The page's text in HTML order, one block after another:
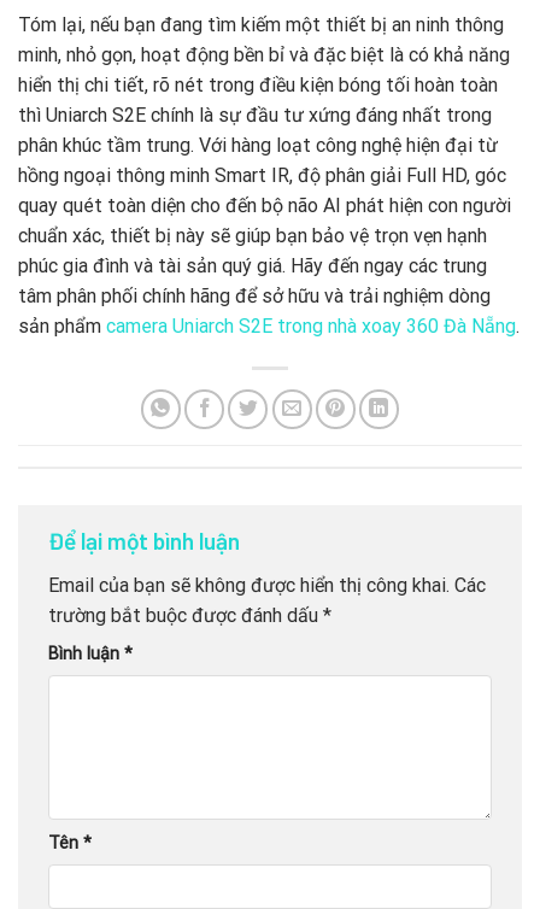
Tóm lại, nếu bạn đang tìm kiếm một thiết bị an ninh thông
minh, nhỏ gọn, hoạt động bền bỉ và đặc biệt là có khả năng
hiển thị chi tiết, rõ nét trong điều kiện bóng tối hoàn toàn
thì Uniarch S2E chính là sự đầu tư xứng đáng nhất trong
phân khúc tầm trung. Với hàng loạt công nghệ hiện đại từ
hồng ngoại thông minh Smart IR, độ phân giải Full HD, góc
quay quét toàn diện cho đến bộ não AI phát hiện con người
chuẩn xác, thiết bị này sẽ giúp bạn bảo vệ trọn vẹn hạnh
phúc gia đình và tài sản quý giá. Hãy đến ngay các trung
tâm phân phối chính hãng để sở hữu và trải nghiệm dòng
sản phẩm camera Uniarch S2E trong nhà xoay 360 Đà Nẵng.
Để lại một bình luận
Email của bạn sẽ không được hiển thị công khai. Các
trường bắt buộc được đánh dấu *
Bình luận *
Tên *